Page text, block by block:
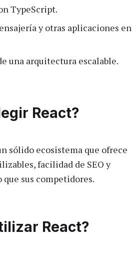
TypeScript.
y otras aplicaciones en
una arquitectura escalable.
React?
sólido ecosistema que ofrece
facilidad de SEO y
sus competidores.
React?